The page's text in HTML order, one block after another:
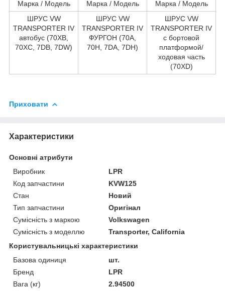
Марка / Модель Марка / Модель
Марка / Модель
ШРУС VW
TRANSPORTER IV
автобус (70XB,
70XC, 7DB, 7DW)
ШРУС VW
TRANSPORTER IV
ФУРГОН (70A,
70H, 7DA, 7DH)
ШРУС VW
TRANSPORTER IV
c бортовой
платформой/
ходовая часть
(70XD)
Приховати
Характеристики
Основні атрибути
Виробник
LPR
Код запчастини
KVW125
Стан
Новий
Тип запчастини
Оригінал
Сумісність з маркою
Volkswagen
Сумісність з моделлю
Transporter, California
Користувальницькі характеристики
Базова одиниця
шт.
Бренд
LPR
Вага (кг)
2.94500